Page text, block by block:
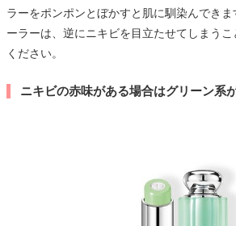
ラーをポンポンとぼかすと肌に馴染んでき
ーラーは、逆にニキビを目立たせてしまう
ください。
ニキビの赤味がある場合はグリーン系